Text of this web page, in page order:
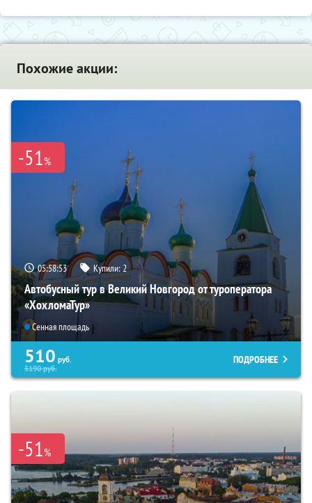
Похожие акции:
-51%
05:58:51 Купили:2
Автобусный тур в Великий Новгород от туроператора
«ХохломаТур»
Сенная площадь
510 руб.
5190руб.
ПОДРОБНЕЕ
-51%